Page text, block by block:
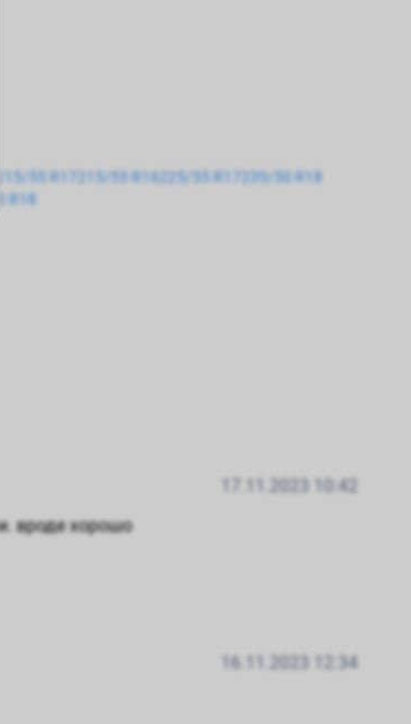
215/55 R17 215/55 R16225/55 R17
235/50 R18
R18
17.11.2023 10:42
вроде хорошо
16.11.2023 12:34